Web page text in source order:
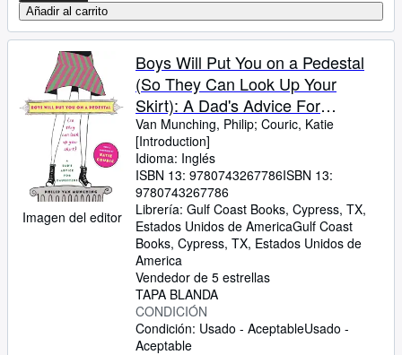
Añadir al carrito
Imagen del editor
Boys Will Put You on a Pedestal
(So They Can Look Up Your
Skirt): A Dad's Advice For
Daughters
Van Munching, Philip; Couric, Katie
[Introduction]
Idioma: Inglés
ISBN 13: 9780743267786ISBN 13:
9780743267786
Librería: Gulf Coast Books, Cypress, TX,
Estados Unidos de AmericaGulf Coast
Books, Cypress, TX, Estados Unidos de
America
Vendedor de 5 estrellas
TAPA BLANDA
CONDICIÓN
Condición: Usado - AceptableUsado -
Aceptable